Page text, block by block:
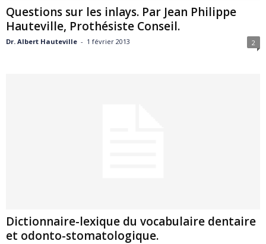
Questions sur les inlays. Par Jean Philippe
Hauteville, Prothésiste Conseil.
Dr. Albert Hauteville - 1 février 2013 2
Dictionnaire-lexique du vocabulaire dentaire
et odonto-stomatologique.